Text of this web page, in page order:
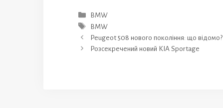
Категорії
BMW
Позначки
BMW
Peugeot 508 нового покоління: що відомо?
Розсекречений новий KIA Sportage